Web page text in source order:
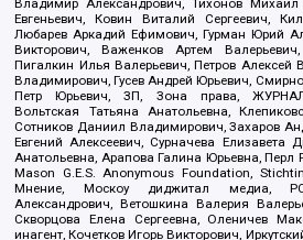
Владимир Александрович, Тихонов Михаил
Евгеньевич, Ковин Виталий Сергеевич,
Любарев Аркадий Ефимович, Гурман Юрий
Викторович, Важенков Артем
Пигалкин Илья Валерьевич, Петров Алексей
Владимирович, Гусев Андрей Юрьевич,
Петр Юрьевич, ЗП, Зона права,
Вольтская Татьяна Анатольевна,
Сотников Даниил Владимирович, Захаров
Евгений Алексеевич, Сурначева Елизавета
Анатольевна, Арапова Галина Юрьевна,
Mason G.E.S. Anonymous Foundation,
Мнение, Москоу диджитал медиа,
Александрович, Ветошкина Валерия
Скворцова Елена Сергеевна, Оленичев
инагент, Кочетков Игорь Викторович,